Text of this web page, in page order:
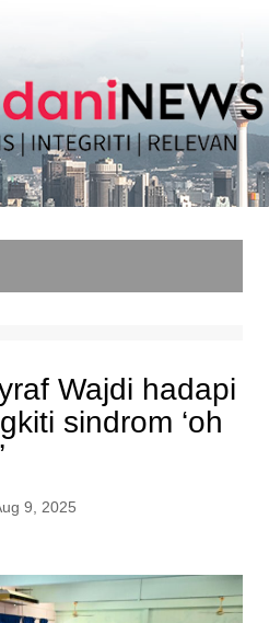
Wajdi hadapi
sindrom ‘oh
9, 2025